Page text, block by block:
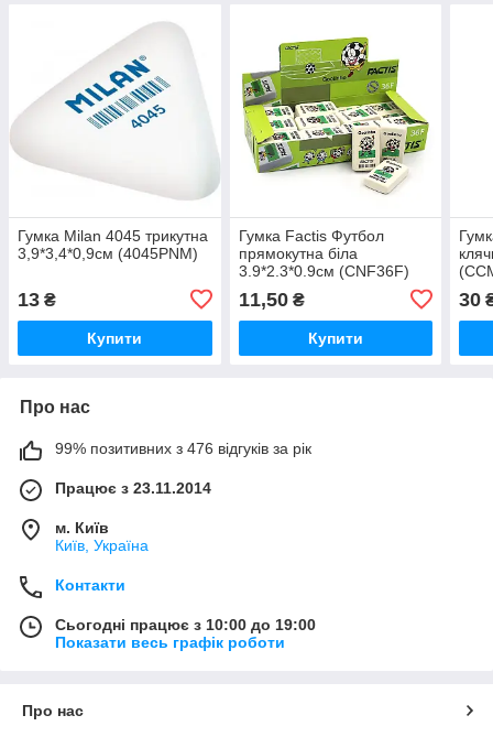
Гумка Milan 4045 трикутна
3,9*3,4*0,9см (4045PNM)
13 ₴
Купити
Гумка Factis Футбол
прямокутна біла
3.9*2.3*0.9см (CNF36F)
11,50₴
Купити
30
Про нас
99% позитивних з 476 відгуків за рік
Працює з 23.11.2014
м. Київ
Київ, Україна
Контакти
Сьогодні працює з 10:00 до 19:00
Показати весь графік роботи
Про нас